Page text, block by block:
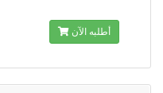
أطلبه الآن